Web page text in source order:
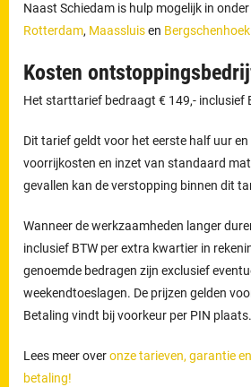
Naast Schiedam is hulp mogelijk in
Rotterdam, Maassluisen Bergschenhoek
Kosten
Het starttarief bedraagt € 149,- inclusief
Dit tarief geldt voor het eerste half uur
voorrijkosten en inzet van standaard
gevallen kan de verstopping binnen dit
Wanneer de werkzaamheden langer
inclusief BTW per extra kwartier in
genoemde bedragen zijn exclusief
weekendtoeslagen. De prijzen gelden
Betaling vindt bij voorkeur per PIN plaats.
Lees meer overonze tarieven, garantie
betaling!